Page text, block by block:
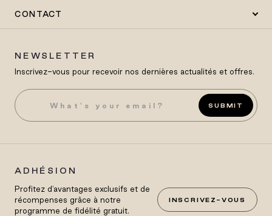
CONTACT
NEWSLETTER
Inscrivez-vous pour recevoir nos dernières actualités et offres.
SUBMIT
ADHÉSION
Profitez d'avantages exclusifs et de
récompenses grâce à notre
programme de fidélité gratuit.
INSCRIVEZ-VOUS